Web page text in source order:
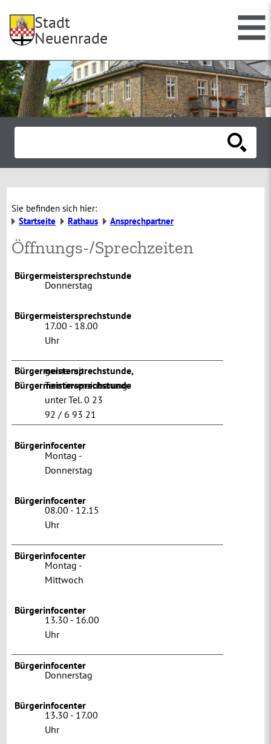
Stadt
Neuenrade
Sie befinden sich hier:
Startseite
Rathaus Ansprechpartner
Öffnungs-/Sprechzeiten
Bürgermeistersprechstunde
Donnerstag
Bürgermeistersprechstunde
17.00 - 18.00
Uhr
Bürgermeistersprechstunde,
Bürgermeistersprechstunde
gerne mit
Terminvereinbarung
unter Tel. 0 23
92 / 6 93 21
Bürgerinfocenter
Montag -
Donnerstag
Bürgerinfocenter
08.00 - 12.15
Uhr
Bürgerinfocenter
Montag -
Mittwoch
Bürgerinfocenter
13.30 - 16.00
Uhr
Bürgerinfocenter
Donnerstag
Bürgerinfocenter
13.30 - 17.00
Uhr